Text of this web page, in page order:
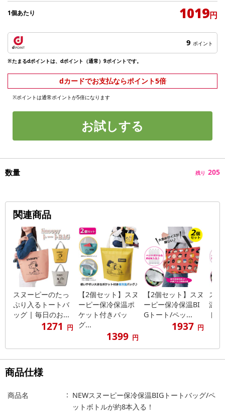
1個あたり 1019円
9 ポイント
※たまるdポイントは、dポイント（通常）9ポイントです。
dカードでお支払ならポイント5倍
※ポイントは通常ポイントが5倍になります
お試しする
数量 残り 205
関連商品
スヌーピーのたっ
ぷり入るトートバ
ッグ | 毎日のお...
1271 円
【2個セット】スヌ
ーピー保冷保温ポ
ケット付きバッ
グ...
1399 円
【2個セット】スヌ
ーピー保冷保温BI
Gトート/ペッ...
1937 円
ス
温
ト
商品仕様
商品名
NEWスヌーピー保冷保温BIGトートバッグ/ペ
ットボトルが約8本入る！